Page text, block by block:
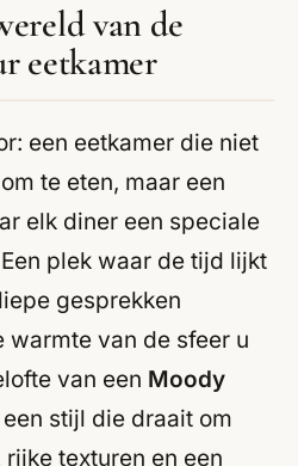
van de
eetkamer
een eetkamer die niet
te eten, maar een
elk diner een speciale
plek waar de tijd lijkt
gesprekken
warmte van de sfeer u
van een Moody
een stijl die draait om
texturen en een